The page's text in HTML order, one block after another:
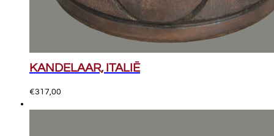
KANDELAAR, ITALIË
€317,00